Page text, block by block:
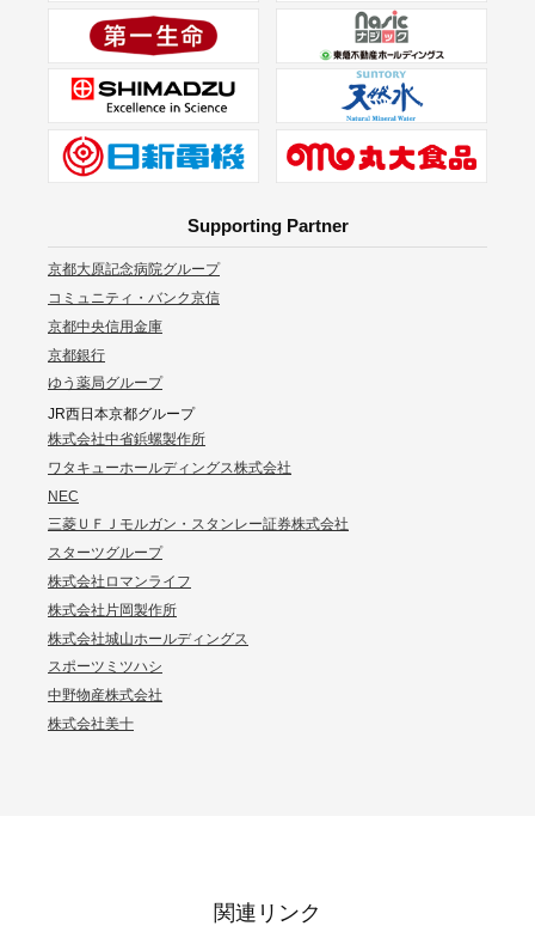
Supporting Partner
京都大原記念病院グループ
コミュニティ・バンク京信
京都中央信用金庫
京都銀行
ゆう薬局グループ
JR西日本京都グループ
株式会社中省鋲螺製作所
ワタキューホールディングス株式会社
NEC
三菱ＵＦＪモルガン・スタンレー証券株式会社
スターツグループ
株式会社ロマンライフ
株式会社片岡製作所
株式会社城山ホールディングス
スポーツミツハシ
中野物産株式会社
株式会社美十
関連リンク